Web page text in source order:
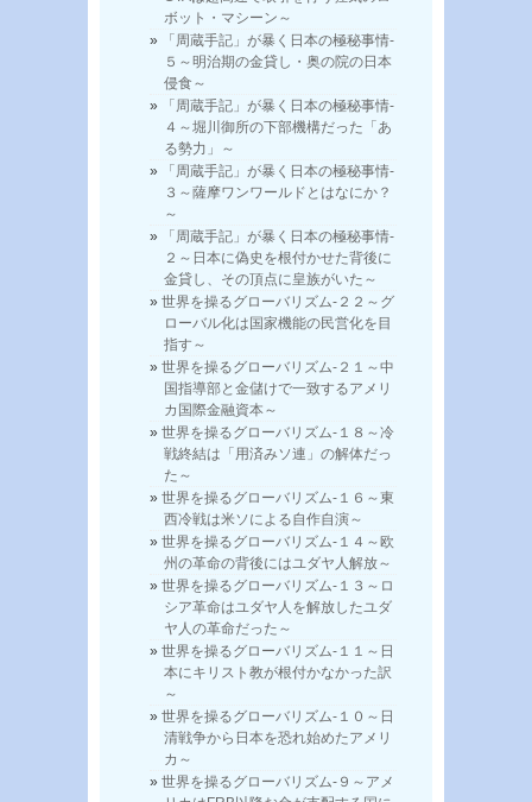
ボット・マシーン～
「周蔵手記」が暴く日本の極秘事情-
５～明治期の金貸し・奥の院の日本
侵食～
「周蔵手記」が暴く日本の極秘事情-
４～堀川御所の下部機構だった「あ
る勢力」～
「周蔵手記」が暴く日本の極秘事情-
３～薩摩ワンワールドとはなにか？
～
「周蔵手記」が暴く日本の極秘事情-
２～日本に偽史を根付かせた背後に
金貸し、その頂点に皇族がいた～
世界を操るグローバリズム-２２～グ
ローバル化は国家機能の民営化を目
指す～
世界を操るグローバリズム-２１～中
国指導部と金儲けで一致するアメリ
カ国際金融資本～
世界を操るグローバリズム-１８～冷
戦終結は「用済みソ連」の解体だっ
た～
世界を操るグローバリズム-１６～東
西冷戦は米ソによる自作自演～
世界を操るグローバリズム-１４～欧
州の革命の背後にはユダヤ人解放～
世界を操るグローバリズム-１３～ロ
シア革命はユダヤ人を解放したユダ
ヤ人の革命だった～
世界を操るグローバリズム-１１～日
本にキリスト教が根付かなかった訳
～
世界を操るグローバリズム-１０～日
清戦争から日本を恐れ始めたアメリ
カ～
世界を操るグローバリズム-９～アメ